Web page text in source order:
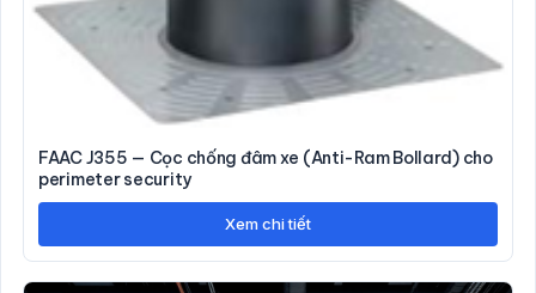
FAAC J355 — Cọc chống đâm xe (Anti-Ram Bollard) cho
perimeter security
Xem chi tiết